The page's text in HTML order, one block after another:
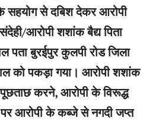
सहयोग से दबिश देकर आरोपी
आरोपी शशांक बैद्य पिता
पता बुरईपुर कुलपी रोड जिला
को पकड़ा गया। आरोपी शशांक
करने, आरोपी के विरूद्ध
आरोपी के कब्जे से नगदी जप्त